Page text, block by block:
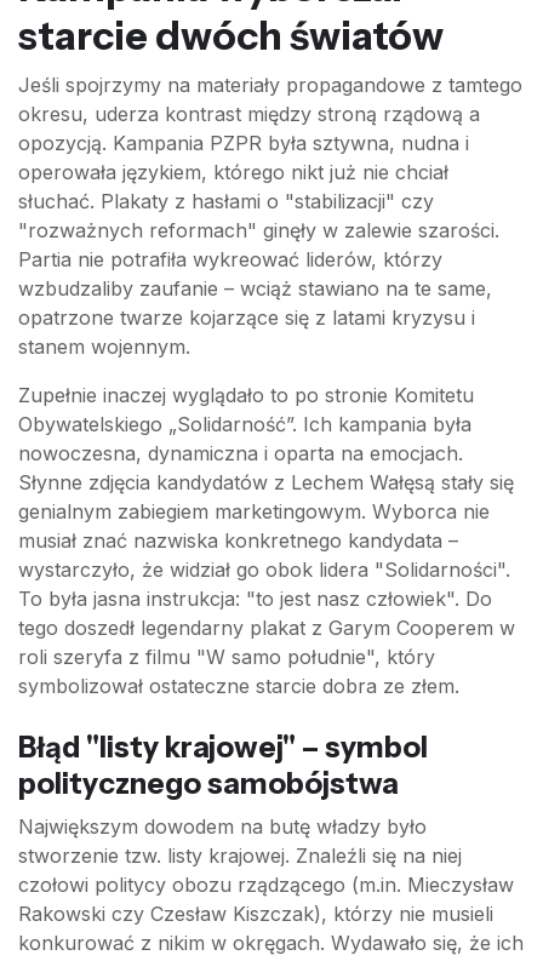
starcie dwóch światów
Jeśli spojrzymy na materiały propagandowe z tamtego
okresu, uderza kontrast między stroną rządową a
opozycją. Kampania PZPR była sztywna, nudna i
operowała językiem, którego nikt już nie chciał
słuchać. Plakaty z hasłami o "stabilizacji" czy
"rozważnych reformach" ginęły w zalewie szarości.
Partia nie potrafiła wykreować liderów, którzy
wzbudzaliby zaufanie – wciąż stawiano na te same,
opatrzone twarze kojarzące się z latami kryzysu i
stanem wojennym.
Zupełnie inaczej wyglądało to po stronie Komitetu
Obywatelskiego „Solidarność”. Ich kampania była
nowoczesna, dynamiczna i oparta na emocjach.
Słynne zdjęcia kandydatów z Lechem Wałęsą stały się
genialnym zabiegiem marketingowym. Wyborca nie
musiał znać nazwiska konkretnego kandydata –
wystarczyło, że widział go obok lidera "Solidarności".
To była jasna instrukcja: "to jest nasz człowiek". Do
tego doszedł legendarny plakat z Garym Cooperem w
roli szeryfa z filmu "W samo południe", który
symbolizował ostateczne starcie dobra ze złem.
Błąd "listy krajowej" – symbol
politycznego samobójstwa
Największym dowodem na butę władzy było
stworzenie tzw. listy krajowej. Znaleźli się na niej
czołowi politycy obozu rządzącego (m.in. Mieczysław
Rakowski czy Czesław Kiszczak), którzy nie musieli
konkurować z nikim w okręgach. Wydawało się, że ich